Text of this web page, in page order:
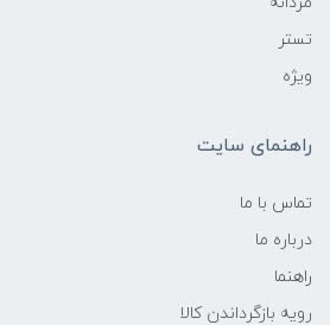
تستر
ویژه
راهنمای سایت
تماس با ما
درباره ما
راهنما
رویه‌ بازگرداندن کالا